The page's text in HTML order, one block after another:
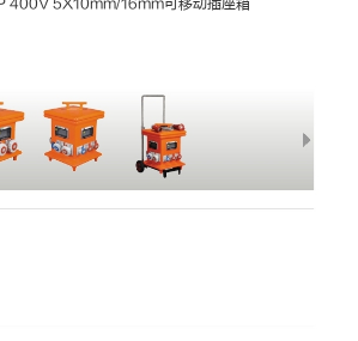
400V 5X10mm/16mm可移动插座箱